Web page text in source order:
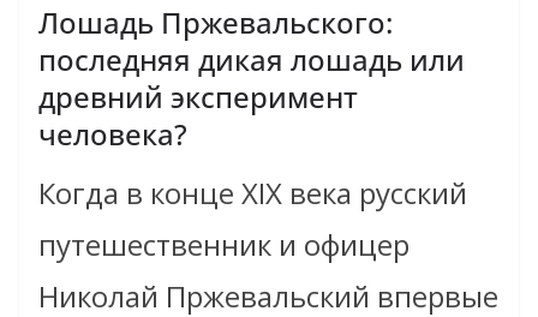
Лошадь Пржевальского:
последняя дикая лошадь или
древний эксперимент
человека?
Когда в конце XIX века русский
путешественник и офицер
Николай Пржевальский впервые